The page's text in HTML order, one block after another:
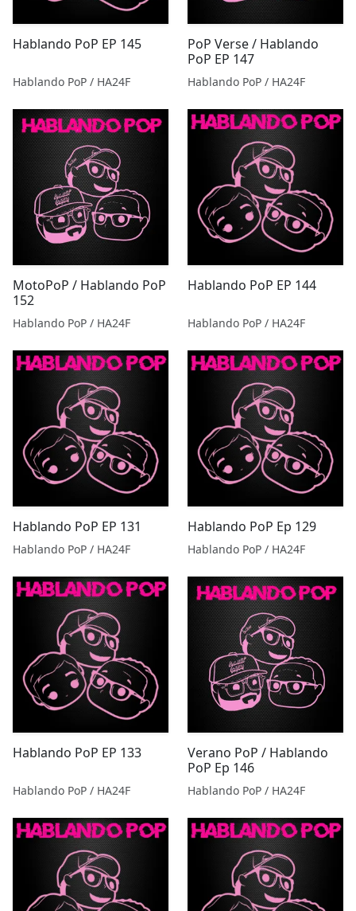
Hablando PoP EP 145
Hablando PoP / HA24F
PoP Verse / Hablando
PoP EP 147
Hablando PoP / HA24F
MotoPoP / Hablando PoP
152
Hablando PoP / HA24F
Hablando PoP EP 144
Hablando PoP / HA24F
Hablando PoP EP 131
Hablando PoP / HA24F
Hablando PoP Ep 129
Hablando PoP / HA24F
Hablando PoP EP 133
Hablando PoP / HA24F
Verano PoP / Hablando
PoP Ep 146
Hablando PoP / HA24F